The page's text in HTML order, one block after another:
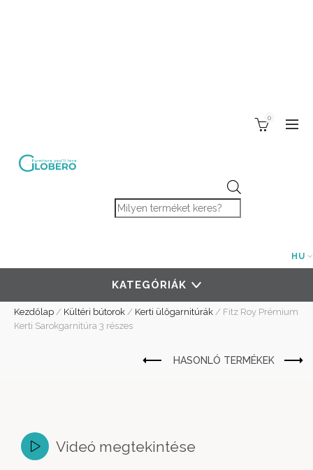
Products search
0
HU
KATEGÓRIÁK
Kezdőlap / Kültéri bútorok / Kerti ülőgarnitúrák / Fitz Roy Prémium
Kerti Sarokgarnitúra 3 részes
Videó megtekintése